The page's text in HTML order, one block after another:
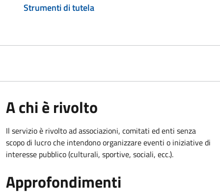
Strumenti di tutela
A chi è rivolto
Il servizio è rivolto ad associazioni, comitati ed enti senza
scopo di lucro che intendono organizzare eventi o iniziative di
interesse pubblico (culturali, sportive, sociali, ecc.).
Approfondimenti